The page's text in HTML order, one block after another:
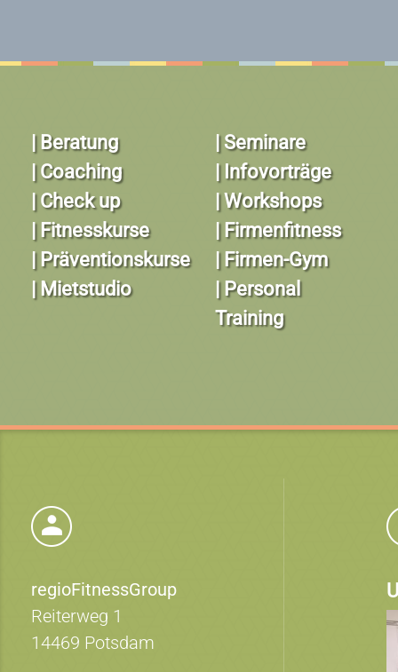
| Beratung
| Coaching
| Check up
| Fitnesskurse
| Präventionskurse
| Mietstudio
| Seminare
| Infovorträge
| Workshops
| Firmenfitness
| Firmen-Gym
| Personal
Training
regioFitnessGroup
Reiterweg 1
14469 Potsdam